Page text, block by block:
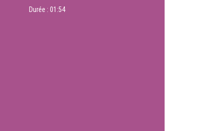
Durée : 01:54